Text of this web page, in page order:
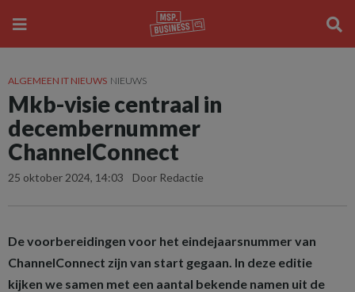
ALGEMEEN IT NIEUWS NIEUWS
Mkb-visie centraal in
decembernummer
ChannelConnect
25 oktober 2024, 14:03 Door Redactie
De voorbereidingen voor het eindejaarsnummer van
ChannelConnect zijn van start gegaan. In deze editie
kijken we samen met een aantal bekende namen uit de